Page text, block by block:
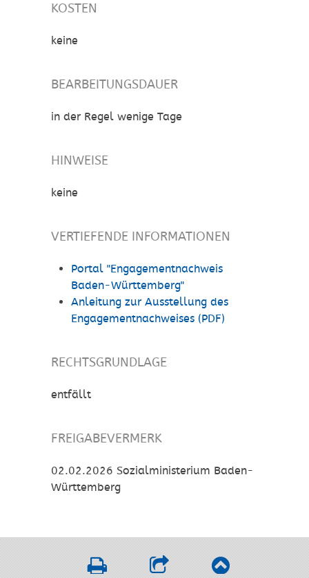
KOSTEN
keine
BEARBEITUNGSDAUER
in der Regel wenige Tage
HINWEISE
keine
VERTIEFENDE INFORMATIONEN
Portal "Engagementnachweis
Baden-Württemberg"
Anleitung zur Ausstellung des
Engagementnachweises (PDF)
RECHTSGRUNDLAGE
entfällt
FREIGABEVERMERK
02.02.2026 Sozialministerium Baden-
Württemberg